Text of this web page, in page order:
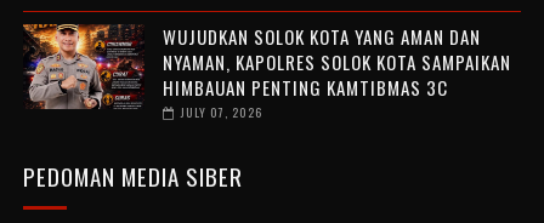
WUJUDKAN SOLOK KOTA YANG AMAN DAN
NYAMAN, KAPOLRES SOLOK KOTA SAMPAIKAN
HIMBAUAN PENTING KAMTIBMAS 3C
JULY 07, 2026
PEDOMAN MEDIA SIBER